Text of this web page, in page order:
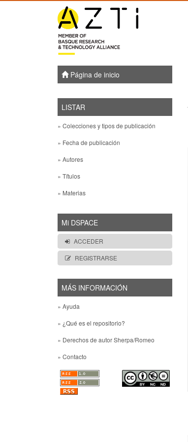
Página de inicio
LISTAR
» Colecciones y tipos de publicación
» Fecha de publicación
» Autores
» Títulos
» Materias
Mi DSPACE
ACCEDER
REGISTRARSE
MÁS INFORMACIÓN
» Ayuda
» ¿Qué es el repositorio?
» Derechos de autor Sherpa/Romeo
» Contacto